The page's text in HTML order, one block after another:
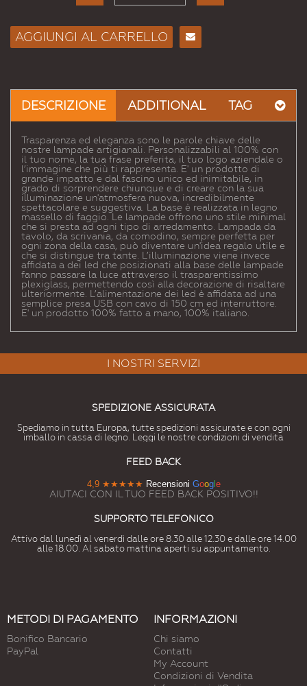
AGGIUNGI AL CARRELLO
Amico
DESCRIZIONE ADDITIONAL TAG
Trasparenza ed eleganza sono le parole chiave delle
nostre lampade artigianali. Personalizzabili al 100% con
il tuo nome, la tua frase preferita, il tuo logo aziendale o
l’immagine che più ti rappresenta. E' un prodotto di
grande impatto e dal fascino unico ed inimitabile, in
grado di sorprendere chiunque e di creare con la sua
illuminazione un'atmosfera nuova, incredibilmente
spettacolare e suggestiva. La base è realizzata in legno
massello di faggio. Le lampade offrono uno stile minimal
che si presta ad ogni tipo di arredamento. Lampada da
tavolo, da scrivania, da comodino, sempre perfetta per
ogni zona della casa, può diventare un'idea regalo utile e
che si distingue tra tante. L’illuminazione viene invece
affidata a dei led che posizionati alla base delle lampade
fanno passare la luce attraverso il trasparentissimo
plexiglass, permettendo così alla decorazione di risaltare
ulteriormente. L’alimentazione dei led è affidata ad una
semplice presa USB con cavo di 150 cm ed interruttore.
E' un prodotto 100% fatto a mano, 100% italiano.
I NOSTRI SERVIZI
SPEDIZIONE ASSICURATA
Spediamo in tutta Europa, tutte spedizioni assicurate e con ogni
imballo in cassa di legno. Leggi le nostre condizioni di vendita
FEED BACK
4,9 ★★★★★ Recensioni Googl e
AIUTACI CON IL TUO FEED BACK POSITIVO!!
SUPPORTO TELEFONICO
Attivo dal lunedì al venerdì dalle ore 8.30 alle 12.30 e dalle ore 14.00
alle 18.00. Al sabato mattina aperti su appuntamento.
METODI DI PAGAMENTO
Bonifico Bancario
PayPal
INFORMAZIONI
Chi siamo
Contatti
My Account
Condizioni di Vendita